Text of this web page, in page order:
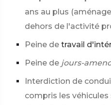
ans au plus
dehors de l'activité
Peine de travail
Peine de jours-
Interdiction de
compris les